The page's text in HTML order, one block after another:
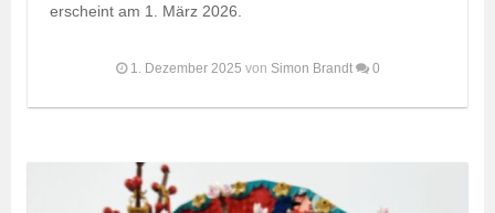
erscheint am 1. März 2026.
1. Dezember 2025 von Simon Brandt 0